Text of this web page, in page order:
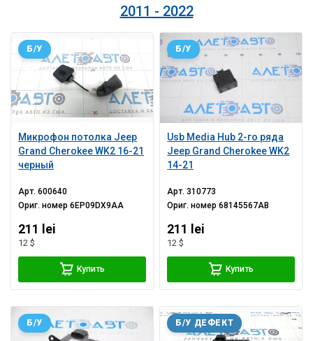
2011 - 2022
Микрофон потолка Jeep
Grand Cherokee WK2 16-21
черный
Б/У
Арт.600640
Ориг. номер6EP09DX9AA
211 lei
12 $
Купить
Usb Media Hub 2-го ряда
Jeep Grand Cherokee WK2
14-21
Б/У
Арт.310773
Ориг. номер68145567AB
211 lei
12 $
Купить
Б/У Б/У ДЕФЕКТ